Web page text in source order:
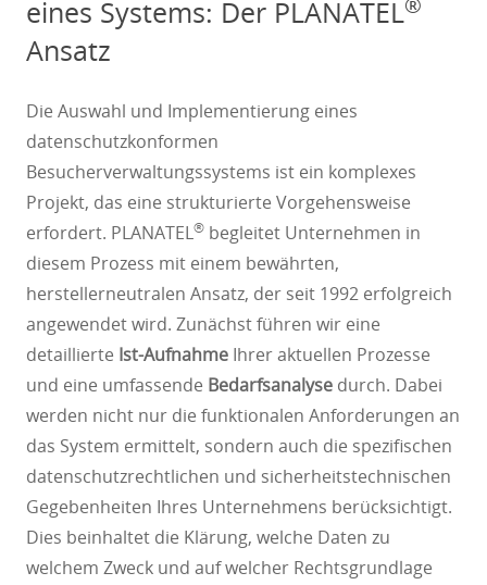
eines Systems: Der PLANATEL
Ansatz
Die Auswahl und Implementierung eines
datenschutzkonformen
Besucherverwaltungssystems ist ein komplexes
Projekt, das eine strukturierte Vorgehensweise
erfordert. PLANATEL® begleitet Unternehmen in
diesem Prozess mit einem bewährten,
herstellerneutralen Ansatz, der seit 1992 erfolgreich
angewendet wird. Zunächst führen wir eine
detaillierte Ist-Aufnahme Ihrer aktuellen Prozesse
und eine umfassende Bedarfsanalyse durch. Dabei
werden nicht nur die funktionalen Anforderungen an
das System ermittelt, sondern auch die spezifischen
datenschutzrechtlichen und sicherheitstechnischen
Gegebenheiten Ihres Unternehmens berücksichtigt.
Dies beinhaltet die Klärung, welche Daten zu
welchem Zweck und auf welcher Rechtsgrundlage